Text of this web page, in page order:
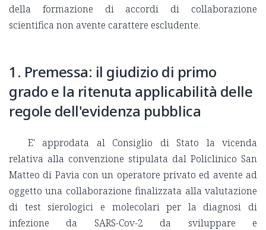
della formazione di accordi di collaborazione
scientifica non avente carattere escludente.
1. Premessa: il giudizio di primo
grado e la ritenuta applicabilità delle
regole dell'evidenza pubblica
E' approdata al Consiglio di Stato la vicenda
relativa alla convenzione stipulata dal Policlinico San
Matteo di Pavia con un operatore privato ed avente ad
oggetto una collaborazione finalizzata alla valutazione
di test sierologici e molecolari per la diagnosi di
infezione da SARS-Cov-2 da sviluppare e